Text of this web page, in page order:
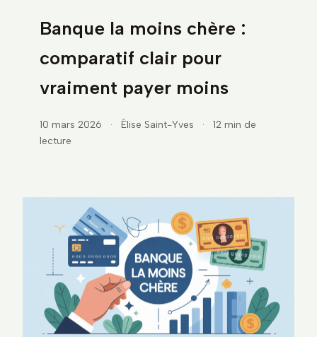
Banque la moins chère :
comparatif clair pour
vraiment payer moins
10 mars 2026 · Élise Saint-Yves ·
12 min de
lecture